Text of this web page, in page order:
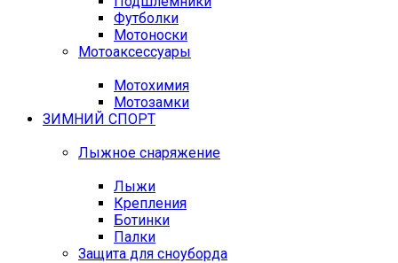
Футболки
Мотоноски
Мотоаксессуары
Мотохимия
Мотозамки
ЗИМНИЙ СПОРТ
Лыжное снаряжение
Лыжи
Крепления
Ботинки
Палки
Защита для сноуборда